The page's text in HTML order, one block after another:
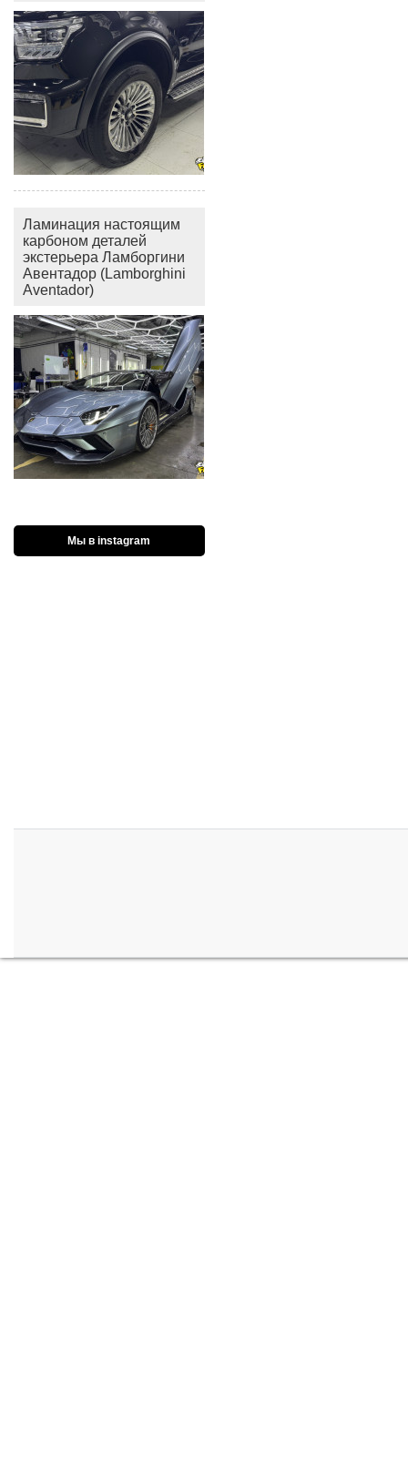
Ламинация настоящим
карбоном деталей
экстерьера Ламборгини
Авентадор (Lamborghini
Aventador)
Мы в instagram